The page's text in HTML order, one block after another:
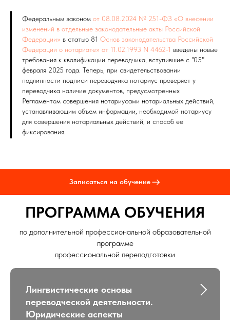
Федеральным законом от 08.08.2024 № 251-ФЗ «О внесении
изменений в отдельные законодательные акты Российской
Федерации» в статью 81 Основ законодательства Российской
Федерации о нотариате» от 11.02.1993 N 4462-1 введены новые
требования к квалификации переводчика, вступившие с "05"
февраля 2025 года . Теперь, при свидетельствовании
подлинности подписи переводчика нотариус проверяет у
переводчика наличие документов, предусмотренных
Регламентом совершения нотариусами нотариальных действий,
устанавливающим объем информации, необходимой нотариусу
для совершения нотариальных действий, и способ ее
фиксирования.
Записаться на обучение
ПРОГРАММА ОБУЧЕНИЯ
по дополнительной профессиональной образовательной
программе
профессиональной переподготовки
Лингвистические основы
переводческой деятельности.
Юридические аспекты